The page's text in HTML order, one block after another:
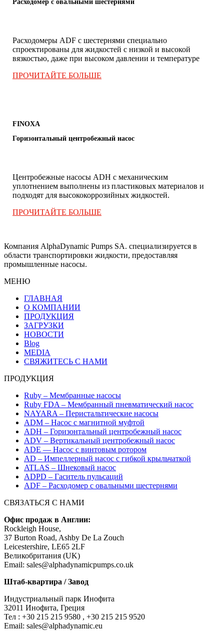
Расходомер с овальными шестернями
Расходомеры ADF с шестернями специально
спроектированы для жидкостей с низкой и высокой
вязкостью, даже при высоком давлении и температуре
ПРОЧИТАЙТЕ БОЛЬШЕ
FINOXA
Горизонтальный центробежный насос
Центробежные насосы ADH с механическим
уплотнением выполнены из пластиковых материалов и
подходят для высококоррозийных жидкостей.
ПРОЧИТАЙТЕ БОЛЬШЕ
Компания AlphaDynamic Pumps SA. специализируется в
области транспортировки жидкости, предоставляя
промышленные насосы.
МЕНЮ
ГЛАВНАЯ
О КОМПАНИИ
ПРОДУКЦИЯ
ЗАГРУЗКИ
НОВОСТИ
Blog
MEDIA
СВЯЖИТЕСЬ С НАМИ
ПРОДУКЦИЯ
Ruby – Мембранные насосы
Ruby FDA – Мембранный пневматический насос
NAYARA – Перистальтические насосы
ADM – Насос с магнитной муфтой
ADH – Горизонтальный центробежный насос
ADV – Вертикальный центробежный насос
ADE — Насос с винтовым ротором
AD – Импеллерный насос с гибкой крыльчаткой
ATLAS – Шнековый насос
ADPD – Гаситель пульсаций
ADF – Расходомер с овальными шестернями
СВЯЗАТЬСЯ С НАМИ
Офис продаж в Англии:
Rockleigh House,
37 Burton Road, Ashby De La Zouch
Leicestershire, LE65 2LF
Великобритания (UK)
Email: sales@alphadynamicpumps.co.uk
Штаб-квартира / Завод
Индустриальный парк Инофита
32011 Инофита, Греция
Teл : +30 215 215 9580 , +30 215 215 9520
Email: sales@alphadynamic.eu